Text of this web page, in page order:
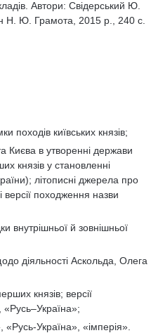
Автори: Свідерський Ю.
Ю. Грамота, 2015 р., 240 с.
походів київських князів;
Києва в утворенні держави
князів у становленні
літописні джерела про
походження назви
внутрішньої й зовнішньої
діяльності Аскольда, Олега
князів; версії
Україна», «імперія».